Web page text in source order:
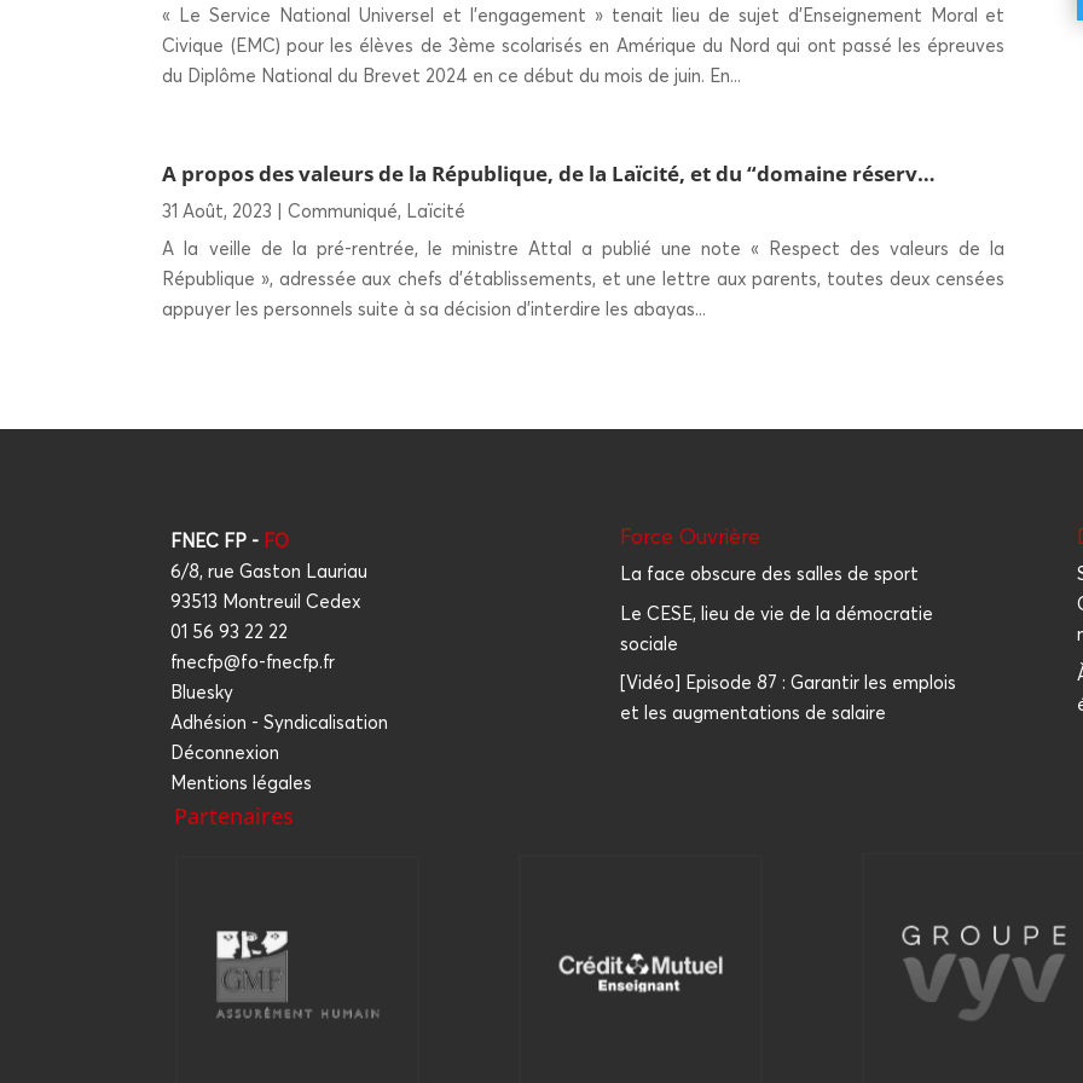
« Le Service National Universel et l’engagement » tenait lieu de sujet d’Enseignement Moral et
Civique (EMC) pour les élèves de 3ème scolarisés en Amérique du Nord qui ont passé les épreuves
du Diplôme National du Brevet 2024 en ce début du mois de juin. En...
A pro­pos des valeurs de la Répu­blique, de la Laï­ci­té, et du “domaine réserv…
31 Août, 2023 |Communiqué, Laïcité
A la veille de la pré-rentrée, le ministre Attal a publié une note « Respect des valeurs de la
République », adressée aux chefs d’établissements, et une lettre aux parents, toutes deux censées
appuyer les personnels suite à sa décision d’interdire les abayas...
FNEC FP - FO
6/8, rue Gaston Lauriau
93513 Montreuil Cedex
01 56 93 22 22
fnecfp@fo-fnecfp.fr
Bluesky
Adhésion - Syndicalisation
Déconnexion
Mentions légales
Force Ouvrière
La face obscure des salles de sport
Le CESE, lieu de vie de la démocratie
sociale
[Vidéo] Episode 87 : Garantir les emplois
et les augmentations de salaire
Partenaires